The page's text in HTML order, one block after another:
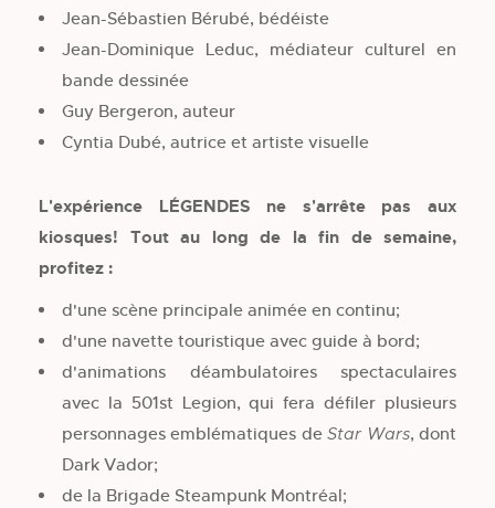
Jean-Sébastien Bérubé, bédéiste
Jean-Dominique Leduc, médiateur culturel en
bande dessinée
Guy Bergeron, auteur
Cyntia Dubé, autrice et artiste visuelle
L'expérience LÉGENDES ne s'arrête pas aux
kiosques! Tout au long de la fin de semaine,
profitez :
d'une scène principale animée en continu;
d'une navette touristique avec guide à bord;
d'animations déambulatoires spectaculaires
avec la 501st Legion, qui fera défiler plusieurs
personnages emblématiques deStar Wars, dont
Dark Vador;
de la Brigade Steampunk Montréal;